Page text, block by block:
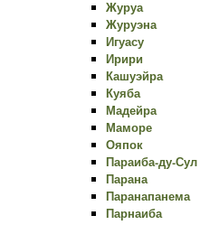
Журуа
Журуэна
Игуасу
Ирири
Кашуэйра
Куяба
Мадейра
Маморе
Ояпок
Параиба-ду-Сул
Парана
Паранапанема
Парнаиба